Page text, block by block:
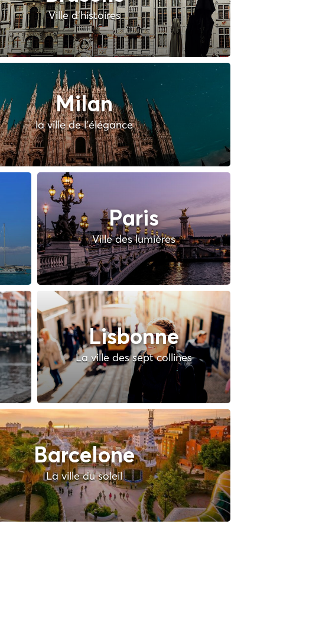
Ville d'histoires
Milan
la ville de l'élégance
Paris
Ville des lumières
Lisbonne
La ville des sept collines
Barcelone
La ville du soleil